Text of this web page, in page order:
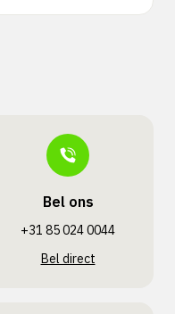
Bel ons
+31 85 024 0044
Bel direct